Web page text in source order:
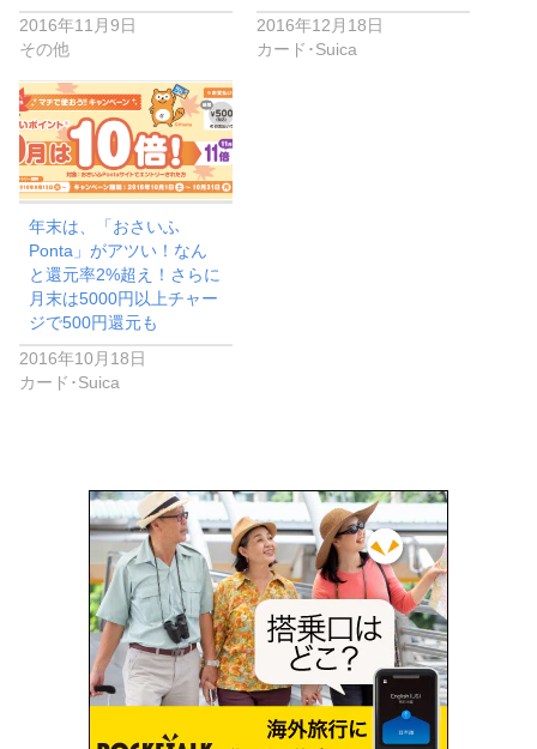
2016年11月9日
その他
2016年12月18日
カード･Suica
年末は、「おさいふ
Ponta」がアツい！なん
と還元率2%超え！さらに
月末は5000円以上チャー
ジで500円還元も
2016年10月18日
カード･Suica